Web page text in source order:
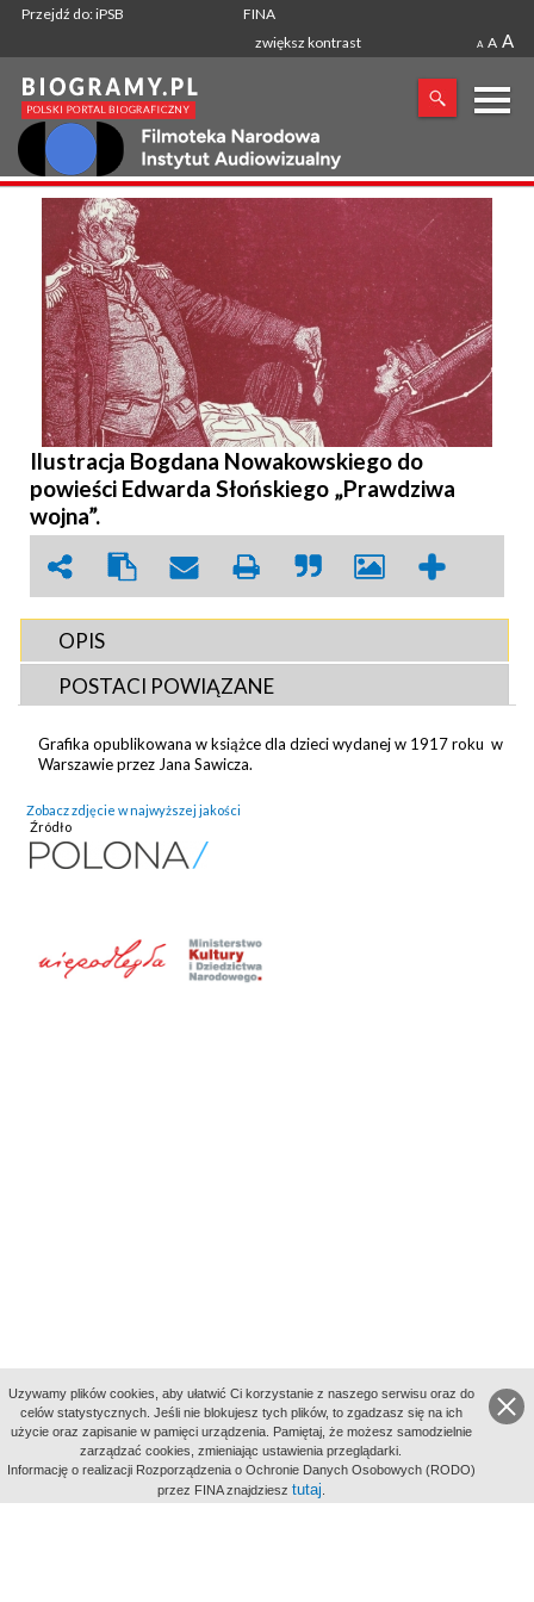
Przejdź do: iPSB
FINA
zwiększ kontrast
A A A
X
SZUKANA FRAZA
Ilustracja Bogdana Nowakowskiego do
powieści Edwarda Słońskiego „Prawdziwa
wojna”.
OPIS
POSTACI POWIĄZANE
Grafika opublikowana w książce dla dzieci wydanej w 1917 roku w
Warszawie przez Jana Sawicza.
Zobacz zdjęcie w najwyższej jakości
Źródło
aktywności
Uzywamy plików cookies, aby ułatwić Ci korzystanie z naszego serwisu oraz do
celów statystycznych. Jeśli nie blokujesz tych plików, to zgadzasz się na ich
użycie oraz zapisanie w pamięci urządzenia. Pamiętaj, że możesz samodzielnie
zarządzać cookies, zmieniając ustawienia przeglądarki.
Informację o realizacji Rozporządzenia o Ochronie Danych Osobowych (RODO)
przez FINA znajdziesz tutaj